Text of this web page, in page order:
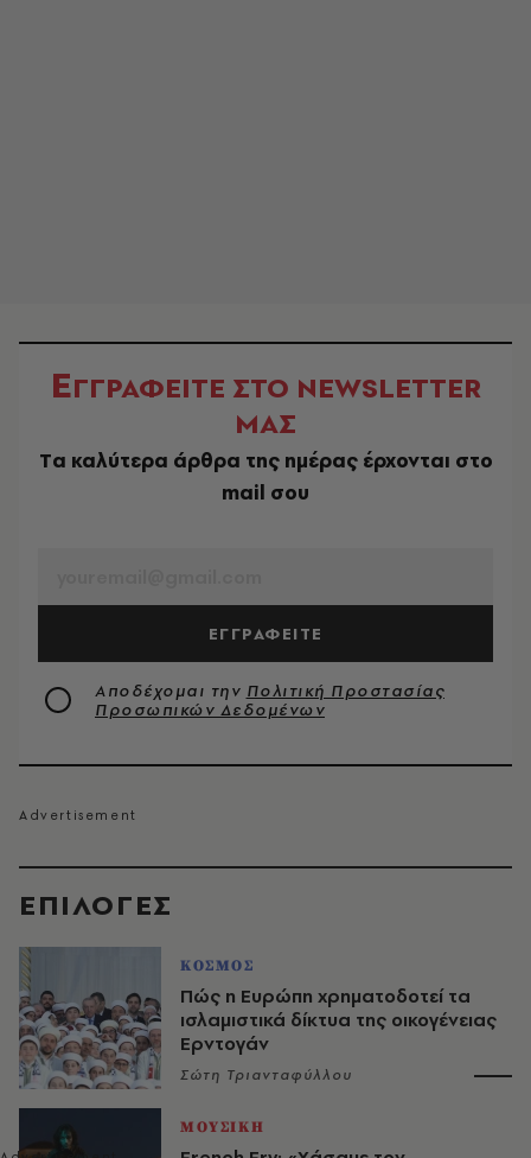
EΠΙΛΟΓΈΣ
ΚΟΣΜΟΣ
Πώς η Ευρώπη χρηματοδοτεί τα
ισλαμιστικά δίκτυα της οικογένειας
Ερντογάν
Σώτη Τριανταφύλλου
ΜΟΥΣΙΚΗ
ΕΓΓΡΑΦΕΙΤΕ ΣΤΟ NEWSLETTER
ΜΑΣ
Tα καλύτερα άρθρα της ημέρας έρχονται στο
mail σου
ΕΓΓΡΑΦΕΙΤΕ
Αποδέχομαι την Πολιτική Προστασίας
Προσωπικών Δεδομένων